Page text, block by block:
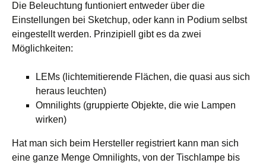
Die Beleuchtung funtioniert entweder über die
Einstellungen bei Sketchup, oder kann in Podium selbst
eingestellt werden. Prinzipiell gibt es da zwei
Möglichkeiten:
LEMs (lichtemitierende Flächen, die quasi aus sich
heraus leuchten)
Omnilights (gruppierte Objekte, die wie Lampen
wirken)
Hat man sich beim Hersteller registriert kann man sich
eine ganze Menge Omnilights, von der Tischlampe bis